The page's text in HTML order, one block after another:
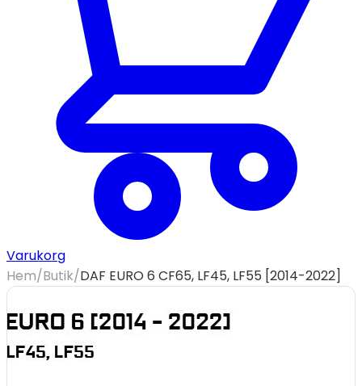
Varukorg
Hem/Butik/DAF EURO 6 CF65, LF45, LF55 [2014-2022]